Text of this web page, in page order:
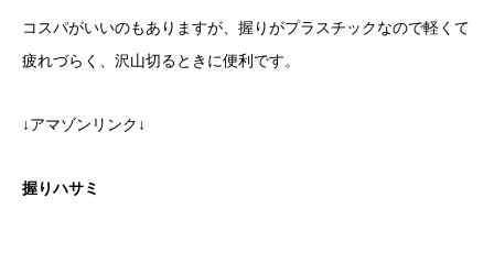
コスパがいいのもありますが、握りがプラスチックなので軽くて
疲れづらく、沢山切るときに便利です。
↓アマゾンリンク↓
握りハサミ